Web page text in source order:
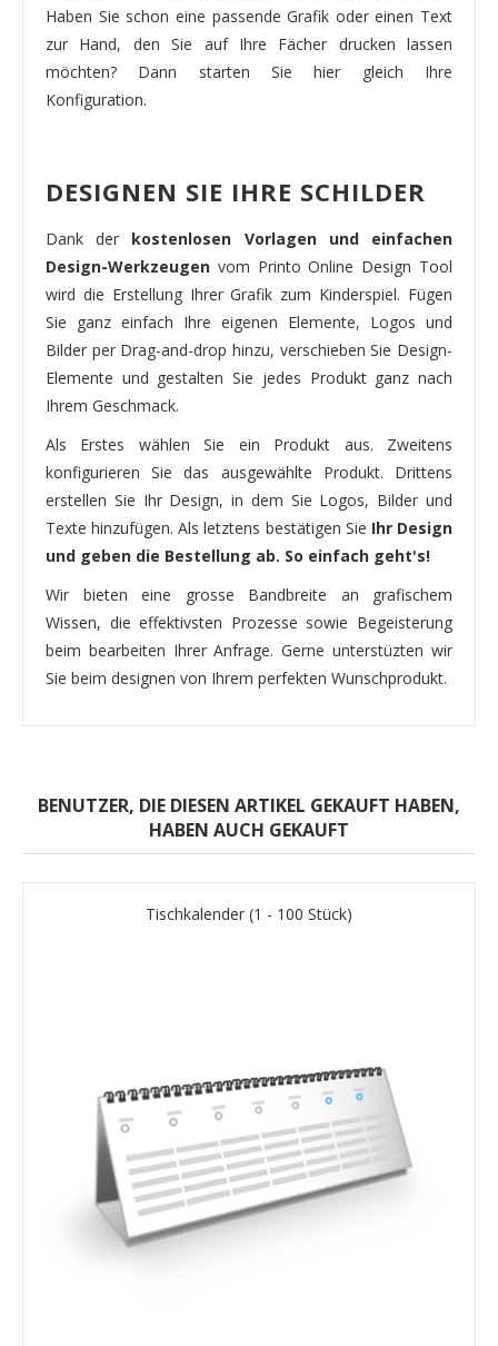
Haben Sie schon eine passende Grafik oder einen Text
zur Hand, den Sie auf Ihre Fächer drucken lassen
möchten? Dann starten Sie hier gleich Ihre
Konfiguration.
DESIGNEN SIE IHRE SCHILDER
Dank der kostenlosen Vorlagen und einfachen
Design-Werkzeugen vom Printo Online Design Tool
wird die Erstellung Ihrer Grafik zum Kinderspiel. Fügen
Sie ganz einfach Ihre eigenen Elemente, Logos und
Bilder per Drag-and-drop hinzu, verschieben Sie Design-
Elemente und gestalten Sie jedes Produkt ganz nach
Ihrem Geschmack.
Als Erstes wählen Sie ein Produkt aus. Zweitens
konfigurieren Sie das ausgewählte Produkt. Drittens
erstellen Sie Ihr Design, in dem Sie Logos, Bilder und
Texte hinzufügen. Als letztens bestätigen Sie Ihr Design
und geben die Bestellung ab. So einfach geht's!
Wir bieten eine grosse Bandbreite an grafischem
Wissen, die effektivsten Prozesse sowie Begeisterung
beim bearbeiten Ihrer Anfrage. Gerne unterstüzten wir
Sie beim designen von Ihrem perfekten Wunschprodukt.
BENUTZER, DIE DIESEN ARTIKEL GEKAUFT HABEN,
HABEN AUCH GEKAUFT
Tischkalender (1 - 100 Stück)